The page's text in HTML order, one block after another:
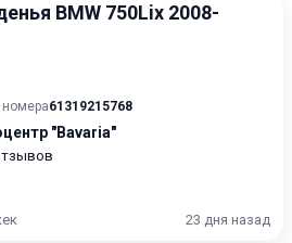
BMW 750Lix 2008-
номера61319215768
"Bavaria"
23 дня назад